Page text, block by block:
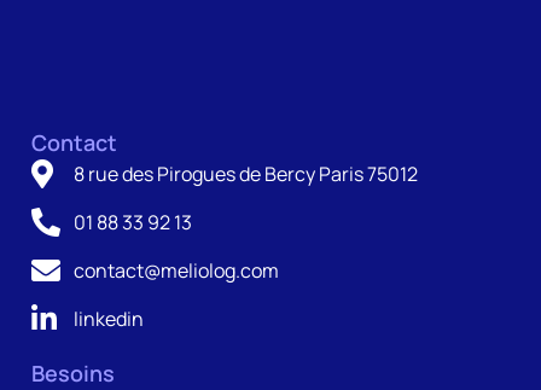
Contact
8 rue des Pirogues de Bercy Paris 75012
01 88 33 92 13
contact@meliolog.com
linkedin
Besoins